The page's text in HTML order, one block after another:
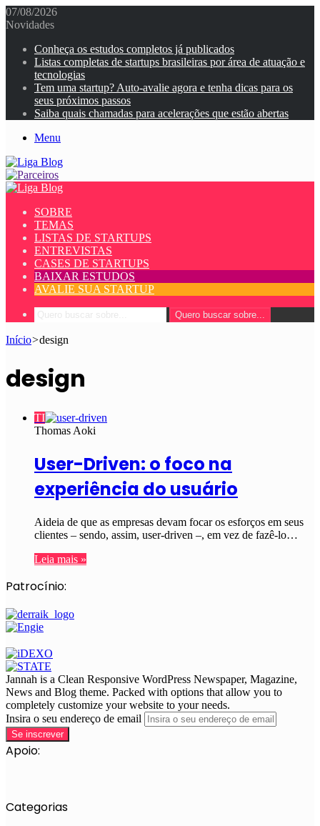
07/08/2026
Novidades
Conheça os estudos completos já publicados
Listas completas de startups brasileiras por área de atuação e
tecnologias
Tem uma startup? Auto-avalie agora e tenha dicas para os
seus próximos passos
Saiba quais chamadas para acelerações que estão abertas
Menu
SOBRE
TEMAS
LISTAS DE STARTUPS
ENTREVISTAS
CASES DE STARTUPS
BAIXAR ESTUDOS
AVALIE SUA STARTUP
Quero buscar sobre...
Início>design
design
TI
Thomas Aoki
User-Driven: o foco na
experiência do usuário
Aideia de que as empresas devam focar os esforços em seus
clientes – sendo, assim, user-driven –, em vez de fazê-lo…
Leia mais »
Patrocínio:
Jannah is a Clean Responsive WordPress Newspaper, Magazine,
News and Blog theme. Packed with options that allow you to
completely customize your website to your needs.
Insira o seu endereço de email
Apoio:
Categorias